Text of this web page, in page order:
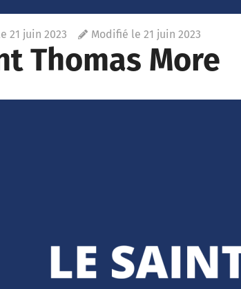
21 juin 2023 Modifié le 21 juin 2023
Thomas More